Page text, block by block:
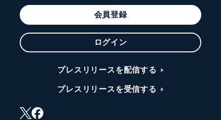
会員登録
ログイン
プレスリリースを配信する
プレスリリースを受信する